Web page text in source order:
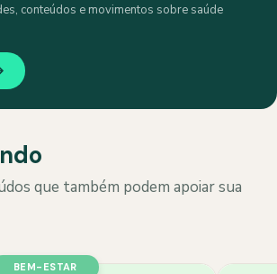
conteúdos e movimentos sobre saúde
que também podem apoiar sua
BEM-ESTAR